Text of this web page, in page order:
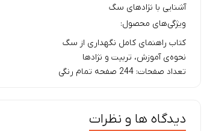
آشنایی با نژادهای سگ
ویژگی‌های محصول:
کتاب راهنمای کامل نگهداری از سگ
نحوه‌ی آموزش، تربیت و نژادها
تعداد صفحات: 244 صفحه تمام رنگی
دیدگاه ها و نظرات